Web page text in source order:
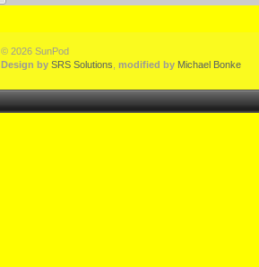
© 2026 SunPod
Design by SRS Solutions modified by Michael Bonke